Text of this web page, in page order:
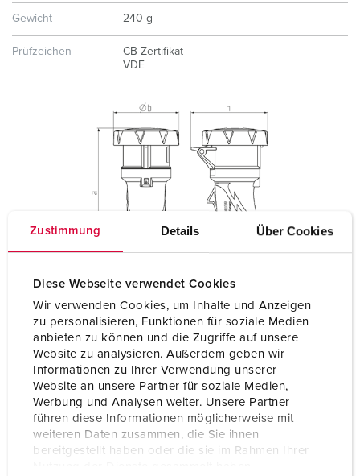
Zustimmung Details Über Cookies
Diese Webseite verwendet Cookies
Wir verwenden Cookies, um Inhalte und Anzeigen
zu personalisieren, Funktionen für soziale Medien
anbieten zu können und die Zugriffe auf unsere
Website zu analysieren. Außerdem geben wir
Informationen zu Ihrer Verwendung unserer
Website an unsere Partner für soziale Medien,
Werbung und Analysen weiter. Unsere Partner
führen diese Informationen möglicherweise mit
weiteren Daten zusammen, die Sie ihnen
bereitgestellt haben oder die sie im Rahmen Ihrer
Gewicht 240 g
Prüfzeichen
CB Zertifikat
VDE